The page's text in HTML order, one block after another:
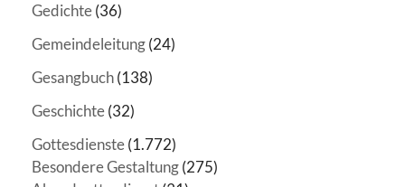
Gedichte(36)
Gemeindeleitung(24)
Gesangbuch(138)
Geschichte(32)
Gottesdienste(1.772)
Besondere Gestaltung(275)